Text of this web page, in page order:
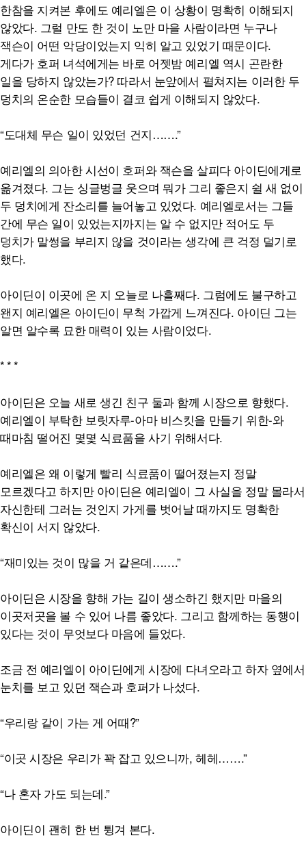
한참을 지켜본 후에도 예리엘은 이 상황이 명확히 이해되지
않았다. 그럴 만도 한 것이 노만 마을 사람이라면 누구나
잭슨이 어떤 악당이었는지 익히 알고 있었기 때문이다.
게다가 호퍼 녀석에게는 바로 어젯밤 예리엘 역시 곤란한
일을 당하지 않았는가? 따라서 눈앞에서 펼쳐지는 이러한 두
덩치의 온순한 모습들이 결코 쉽게 이해되지 않았다.
“도대체 무슨 일이 있었던 건지…….”
예리엘의 의아한 시선이 호퍼와 잭슨을 살피다 아이딘에게로
옮겨졌다. 그는 싱글벙글 웃으며 뭐가 그리 좋은지 쉴 새 없이
두 덩치에게 잔소리를 늘어놓고 있었다. 예리엘로서는 그들
간에 무슨 일이 있었는지까지는 알 수 없지만 적어도 두
덩치가 말썽을 부리지 않을 것이라는 생각에 큰 걱정 덜기로
했다.
아이딘이 이곳에 온 지 오늘로 나흘째다. 그럼에도 불구하고
왠지 예리엘은 아이딘이 무척 가깝게 느껴진다. 아이딘 그는
알면 알수록 묘한 매력이 있는 사람이었다.
***
아이딘은 오늘 새로 생긴 친구 둘과 함께 시장으로 향했다.
예리엘이 부탁한 보릿자루-아마 비스킷을 만들기 위한-와
때마침 떨어진 몇몇 식료품을 사기 위해서다.
예리엘은 왜 이렇게 빨리 식료품이 떨어졌는지 정말
모르겠다고 하지만 아이딘은 예리엘이 그 사실을 정말 몰라서
자신한테 그러는 것인지 가게를 벗어날 때까지도 명확한
확신이 서지 않았다.
“재미있는 것이 많을 거 같은데…….”
아이딘은 시장을 향해 가는 길이 생소하긴 했지만 마을의
이곳저곳을 볼 수 있어 나름 좋았다. 그리고 함께하는 동행이
있다는 것이 무엇보다 마음에 들었다.
조금 전 예리엘이 아이딘에게 시장에 다녀오라고 하자 옆에서
눈치를 보고 있던 잭슨과 호퍼가 나섰다.
“우리랑 같이 가는 게 어때?”
“이곳 시장은 우리가 꽉 잡고 있으니까, 헤헤…….”
“나 혼자 가도 되는데.”
아이딘이 괜히 한 번 튕겨 본다.